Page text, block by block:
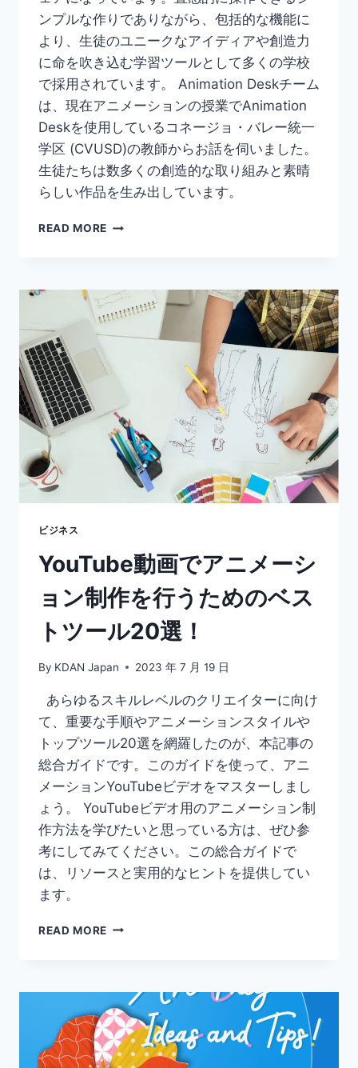
ンプルな作りでありながら、包括的な機能に
より、生徒のユニークなアイディアや創造力
に命を吹き込む学習ツールとして多くの学校
で採用されています。 Animation Deskチーム
は、現在アニメーションの授業でAnimation
Deskを使用しているコネージョ・バレー統一
学区 (CVUSD)の教師からお話を伺いました。
生徒たちは数多くの創造的な取り組みと素晴
らしい作品を生み出しています。
READ MORE EDTECH
ら
ユ
ー
ト
ー
リ
ー:
ANIMATION
て
自
分
を
表
現
み
う
ビジネス
YouTube動画でアニメーシ
ョン制作を行うためのベス
トツール20選！
By KDAN Japan 2023 年 7 月 19 日
あらゆるスキルレベルのクリエイターに向け
て、重要な手順やアニメーションスタイルや
トップツール20選を網羅したのが、本記事の
総合ガイドです。このガイドを使って、アニ
メーションYouTubeビデオをマスターしまし
ょう。 YouTubeビデオ用のアニメーション制
作方法を学びたいと思っている方は、ぜひ参
考にしてみてください。この総合ガイドで
は、リソースと実用的なヒントを提供してい
ます。
READ MORE YOUTUBE
ア
ニ
メ
ー
シ